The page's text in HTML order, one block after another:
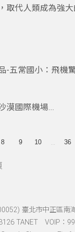
取代人類成為強
-五常國小：飛機
漠國際機場...
8 9 10 36
臺北市中正區南
TANET VOIP：